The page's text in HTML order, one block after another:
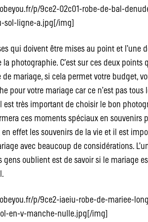
p/9ce2-02c01-robe-de-bal-
sol-ligne-a.jpg[/img]
qui doivent être mises au point et l’une
photographie. C’est sur ces deux points
mariage, si cela permet votre budget,
pour votre mariage car ce n’est pas tous
est très important de choisir le bon
ces moments spéciaux en souvenirs
effet les souvenirs de la vie et il est
avec beaucoup de considérations.
gens oublient est de savoir si le mariage
p/9ce2-iaeiu-robe-de-mariee-
en-v-manche-nulle.jpg[/img]